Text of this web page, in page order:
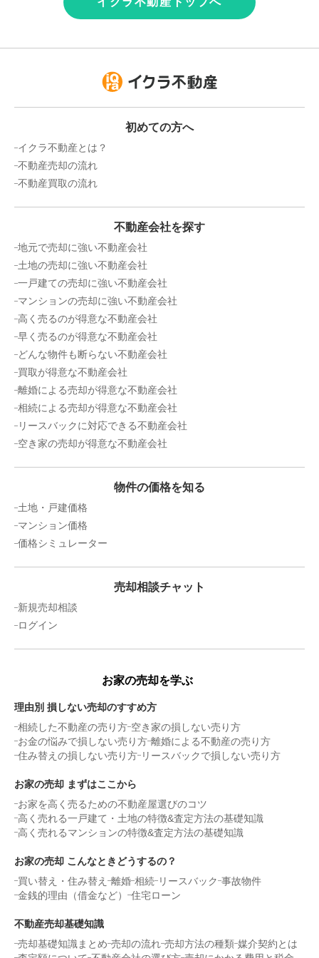
初めての方へ
イクラ不動産とは？
不動産売却の流れ
不動産買取の流れ
不動産会社を探す
地元で売却に強い不動産会社
土地の売却に強い不動産会社
一戸建ての売却に強い不動産会社
マンションの売却に強い不動産会社
高く売るのが得意な不動産会社
早く売るのが得意な不動産会社
どんな物件も断らない不動産会社
買取が得意な不動産会社
離婚による売却が得意な不動産会社
相続による売却が得意な不動産会社
リースバックに対応できる不動産会社
空き家の売却が得意な不動産会社
物件の価格を知る
土地・戸建価格
マンション価格
価格シミュレーター
売却相談チャット
新規売却相談
ログイン
お家の売却を学ぶ
理由別 損しない売却のすすめ方
相続した不動産の売り方 空き家の損しない売り方
お金の悩みで損しない売り方 離婚による不動産の売り方
住み替えの損しない売り方 リースバックで損しない売り方
お家の売却 まずはここから
お家を高く売るための不動産屋選びのコツ
高く売れる一戸建て・土地の特徴&査定方法の基礎知識
高く売れるマンションの特徴&査定方法の基礎知識
お家の売却 こんなときどうするの？
買い替え・住み替え
離婚 相続 リースバック 事故物件
金銭的理由（借金など）
住宅ローン
不動産売却基礎知識
売却基礎知識まとめ 売却の流れ 売却方法の種類 媒介契約とは